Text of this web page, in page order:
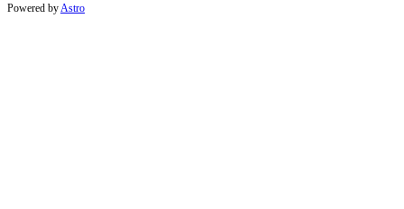
Powered byAstro